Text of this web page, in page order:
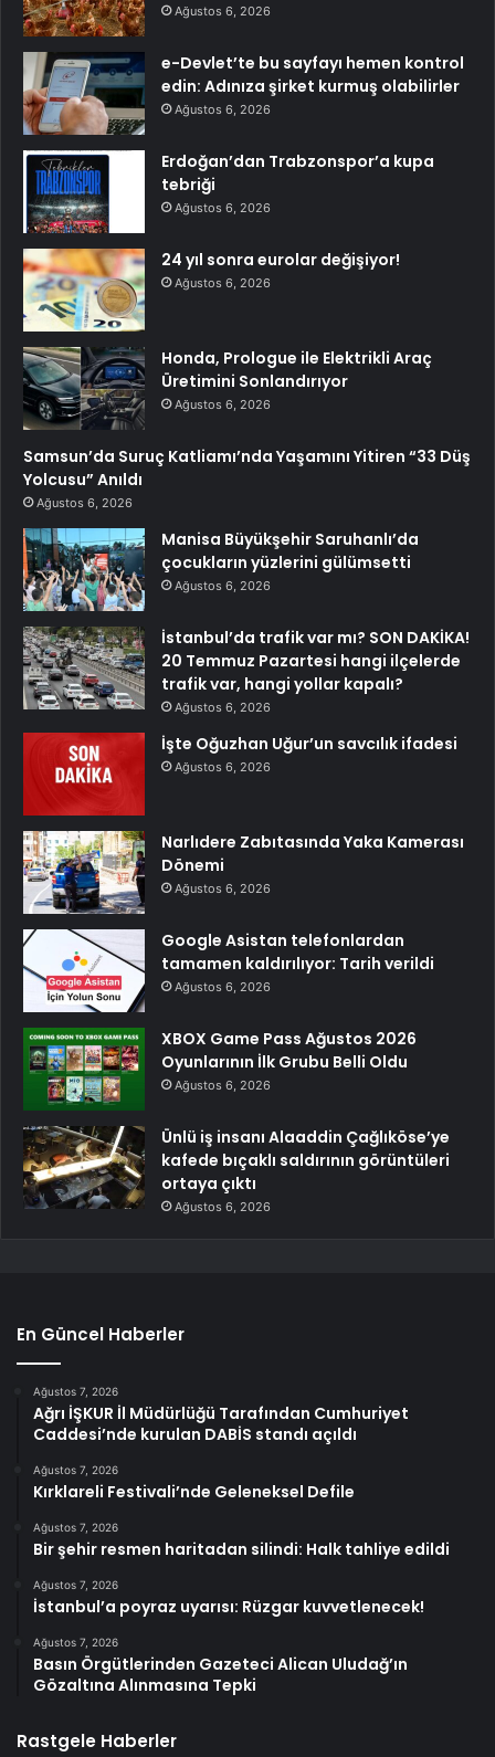
Ağustos 6, 2026
e-Devlet’te bu sayfayı hemen kontrol
edin: Adınıza şirket kurmuş olabilirler
Ağustos 6, 2026
Erdoğan’dan Trabzonspor’a kupa
tebriği
Ağustos 6, 2026
24 yıl sonra eurolar değişiyor!
Ağustos 6, 2026
Honda, Prologue ile Elektrikli Araç
Üretimini Sonlandırıyor
Ağustos 6, 2026
Samsun’da Suruç Katliamı’nda Yaşamını Yitiren “33 Düş
Yolcusu” Anıldı
Ağustos 6, 2026
Manisa Büyükşehir Saruhanlı’da
çocukların yüzlerini gülümsetti
Ağustos 6, 2026
İstanbul’da trafik var mı? SON DAKİKA!
20 Temmuz Pazartesi hangi ilçelerde
trafik var, hangi yollar kapalı?
Ağustos 6, 2026
İşte Oğuzhan Uğur’un savcılık ifadesi
Ağustos 6, 2026
Narlıdere Zabıtasında Yaka Kamerası
Dönemi
Ağustos 6, 2026
Google Asistan telefonlardan
tamamen kaldırılıyor: Tarih verildi
Ağustos 6, 2026
XBOX Game Pass Ağustos 2026
Oyunlarının İlk Grubu Belli Oldu
Ağustos 6, 2026
Ünlü iş insanı Alaaddin Çağlıköse’ye
kafede bıçaklı saldırının görüntüleri
ortaya çıktı
Ağustos 6, 2026
En Güncel Haberler
Ağustos 7, 2026
Ağrı İŞKUR İl Müdürlüğü Tarafından Cumhuriyet
Caddesi’nde kurulan DABİS standı açıldı
Ağustos 7, 2026
Kırklareli Festivali’nde Geleneksel Defile
Ağustos 7, 2026
Bir şehir resmen haritadan silindi: Halk tahliye edildi
Ağustos 7, 2026
İstanbul’a poyraz uyarısı: Rüzgar kuvvetlenecek!
Ağustos 7, 2026
Basın Örgütlerinden Gazeteci Alican Uludağ’ın
Gözaltına Alınmasına Tepki
Rastgele Haberler